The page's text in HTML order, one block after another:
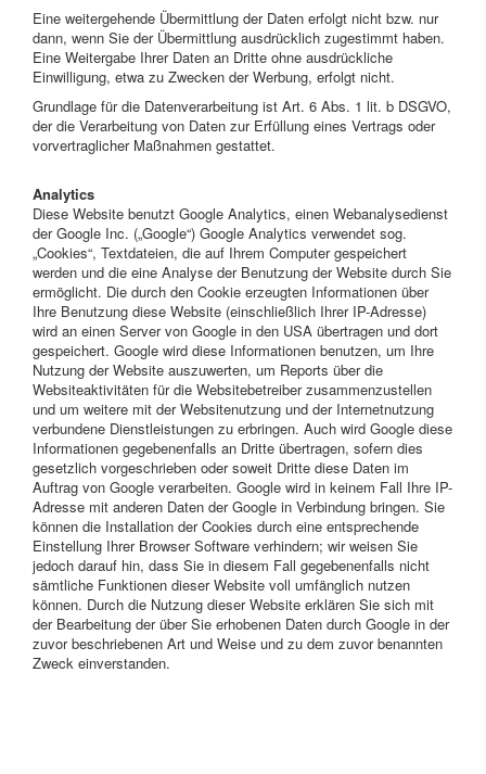
Eine weitergehende Übermittlung der Daten erfolgt nicht bzw. nur
dann, wenn Sie der Übermittlung ausdrücklich zugestimmt haben.
Eine Weitergabe Ihrer Daten an Dritte ohne ausdrückliche
Einwilligung, etwa zu Zwecken der Werbung, erfolgt nicht.
Grundlage für die Datenverarbeitung ist Art. 6 Abs. 1 lit. b DSGVO,
der die Verarbeitung von Daten zur Erfüllung eines Vertrags oder
vorvertraglicher Maßnahmen gestattet.
Analytics
Diese Website benutzt Google Analytics, einen Webanalysedienst
der Google Inc. („Google“) Google Analytics verwendet sog.
„Cookies“, Textdateien, die auf Ihrem Computer gespeichert
werden und die eine Analyse der Benutzung der Website durch Sie
ermöglicht. Die durch den Cookie erzeugten Informationen über
Ihre Benutzung diese Website (einschließlich Ihrer IP-Adresse)
wird an einen Server von Google in den USA übertragen und dort
gespeichert. Google wird diese Informationen benutzen, um Ihre
Nutzung der Website auszuwerten, um Reports über die
Websiteaktivitäten für die Websitebetreiber zusammenzustellen
und um weitere mit der Websitenutzung und der Internetnutzung
verbundene Dienstleistungen zu erbringen. Auch wird Google diese
Informationen gegebenenfalls an Dritte übertragen, sofern dies
gesetzlich vorgeschrieben oder soweit Dritte diese Daten im
Auftrag von Google verarbeiten. Google wird in keinem Fall Ihre IP-
Adresse mit anderen Daten der Google in Verbindung bringen. Sie
können die Installation der Cookies durch eine entsprechende
Einstellung Ihrer Browser Software verhindern; wir weisen Sie
jedoch darauf hin, dass Sie in diesem Fall gegebenenfalls nicht
sämtliche Funktionen dieser Website voll umfänglich nutzen
können. Durch die Nutzung dieser Website erklären Sie sich mit
der Bearbeitung der über Sie erhobenen Daten durch Google in der
zuvor beschriebenen Art und Weise und zu dem zuvor benannten
Zweck einverstanden.